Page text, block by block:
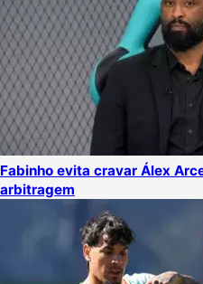
Fabinho evita cravar Álex
arbitragem